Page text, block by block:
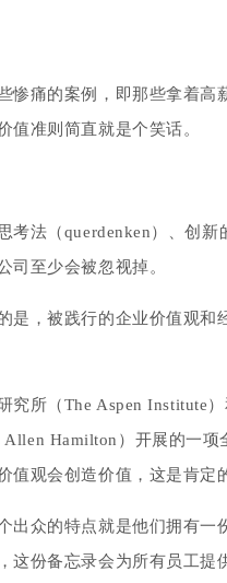
惨痛的案例，即那些拿着高
值准则简直就是个笑话。
考法（querdenken）、创
司至少会被忽视掉。
是，被践行的企业价值观和
究所（The Aspen Institute
Allen Hamilton）开展的一项
值观会创造价值，这是肯定
出众的特点就是他们拥有一
这份备忘录会为所有员工提